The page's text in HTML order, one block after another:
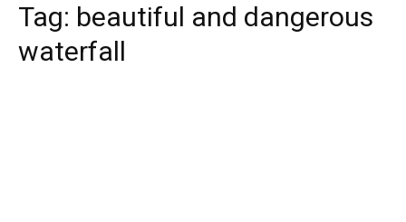
Tag: beautiful and dangerous
waterfall